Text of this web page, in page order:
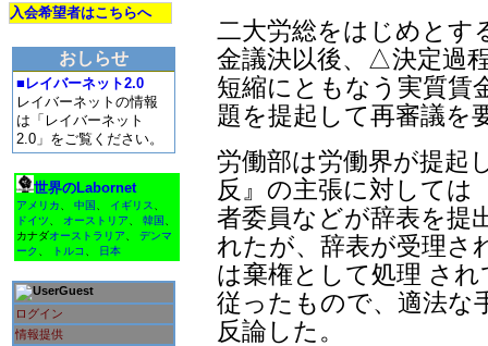
入会希望者はこちらへ
おしらせ
■レイバーネット2.0
レイバーネットの情報
は「レイバーネット
2.0」をご覧ください。
世界のLabornet
アメリカ 中国 イギリス
ドイツ
オーストリア 韓国
カナダオーストラリア
デンマ
ーク
トルコ 日本
Guest
ログイン
情報提供
二大労総をはじめとす
金議決以後、△決定過
短縮にともなう実質賃
題を提起して再審議を
労働部は労働界が提起
反』の主張に対しては
者委員などが辞表を提
れたが、辞表が受理さ
は棄権として処理 さ
従ったもので、適法な
反論した。